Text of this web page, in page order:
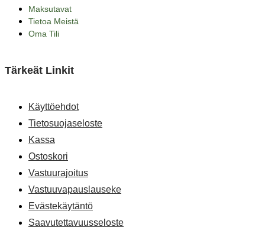
Maksutavat
Tietoa Meistä
Oma Tili
Tärkeät Linkit
Käyttöehdot
Tietosuojaseloste
Kassa
Ostoskori
Vastuurajoitus
Vastuuvapauslauseke
Evästekäytäntö
Saavutettavuusseloste